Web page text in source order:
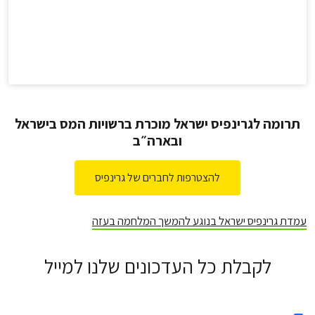
תרומה לגרינפיס ישראל מוכרת ברשויות המס בישראל
ובארה״ב
להצטרפות לחברים של גרינפיס
עמדת גרינפיס ישראל בנוגע להמשך המלחמה בעזה
לקבלת כל העדכונים שלנו למייל